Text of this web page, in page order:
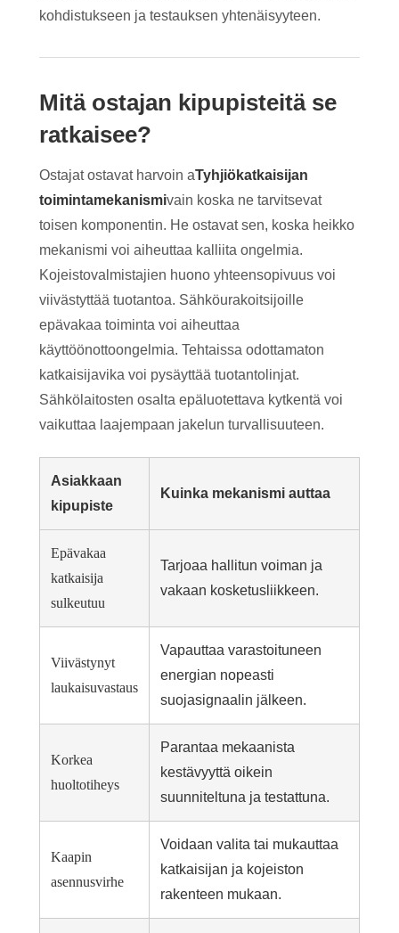
kohdistukseen ja testauksen yhtenäisyyteen.
Mitä ostajan kipupisteitä se
ratkaisee?
Ostajat ostavat harvoin aTyhjiökatkaisijan
toimintamekanismivain koska ne tarvitsevat
toisen komponentin. He ostavat sen, koska heikko
mekanismi voi aiheuttaa kalliita ongelmia.
Kojeistovalmistajien huono yhteensopivuus voi
viivästyttää tuotantoa. Sähköurakoitsijoille
epävakaa toiminta voi aiheuttaa
käyttöönottoongelmia. Tehtaissa odottamaton
katkaisijavika voi pysäyttää tuotantolinjat.
Sähkölaitosten osalta epäluotettava kytkentä voi
vaikuttaa laajempaan jakelun turvallisuuteen.
Asiakkaan
kipupiste
Kuinka mekanismi auttaa
Epävakaa
katkaisija
sulkeutuu
Tarjoaa hallitun voiman ja
vakaan kosketusliikkeen.
Viivästynyt
laukaisuvastaus
Vapauttaa varastoituneen
energian nopeasti
suojasignaalin jälkeen.
Korkea
huoltotiheys
Parantaa mekaanista
kestävyyttä oikein
suunniteltuna ja testattuna.
Kaapin
asennusvirhe
Voidaan valita tai mukauttaa
katkaisijan ja kojeiston
rakenteen mukaan.